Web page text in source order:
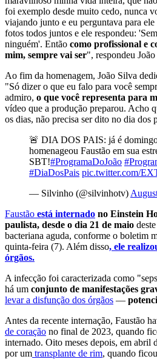
foi exemplo desde muito cedo, nunca
viajando junto e eu perguntava para
fotos todos juntos e ele respondeu:
ninguém'. Então como profissional e
mim, sempre vai ser", respondeu
Ao fim da homenagem, João Silva
"Só dizer o que eu falo para você
admiro, o que você representa para
vídeo que a produção preparou. Acho
os dias, não precisa ser dito no dia dos
🚨 DIA DOS PAIS: já é
homenageou Faustão em sua
SBT!#ProgramaDoJoão
#DiaDosPais pic.twitter.com/
— Silvinho (@silvinhotv)
Faustão está internado no Einstein
paulista, desde o dia 21 de maio
bacteriana aguda, conforme o boletim
quinta-feira (7). Além disso, ele
órgãos.
A infecção foi caracterizada como
há um conjunto de manifestações
levar a disfunção dos órgãos —
Antes da recente internação, Faustão
de coração no final de 2023, quando
internado. Oito meses depois, em abril
por um transplante de rim, quando